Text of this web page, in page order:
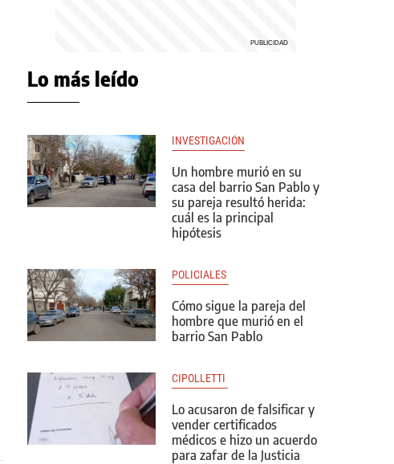
Lo más leído
INVESTIGACIÓN
Un hombre murió en su
casa del barrio San Pablo y
su pareja resultó herida:
cuál es la principal
hipótesis
POLICIALES
Cómo sigue la pareja del
hombre que murió en el
barrio San Pablo
CIPOLLETTI
Lo acusaron de falsificar y
vender certificados
médicos e hizo un acuerdo
para zafar de la Justicia